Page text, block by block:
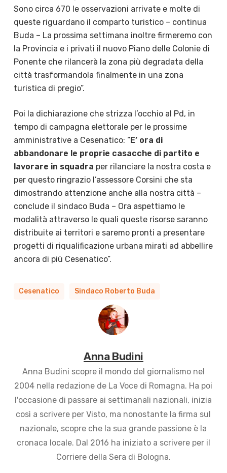
Sono circa 670 le osservazioni arrivate e molte di
queste riguardano il comparto turistico – continua
Buda – La prossima settimana inoltre firmeremo con
la Provincia e i privati il nuovo Piano delle Colonie di
Ponente che rilancerà la zona più degradata della
città trasformandola finalmente in una zona
turistica di pregio”.
Poi la dichiarazione che strizza l’occhio al Pd, in
tempo di campagna elettorale per le prossime
amministrative a Cesenatico: “E’ ora di
abbandonare le proprie casacche di partito e
lavorare in squadra per rilanciare la nostra costa e
per questo ringrazio l’assessore Corsini che sta
dimostrando attenzione anche alla nostra città –
conclude il sindaco Buda – Ora aspettiamo le
modalità attraverso le quali queste risorse saranno
distribuite ai territori e saremo pronti a presentare
progetti di riqualificazione urbana mirati ad abbellire
ancora di più Cesenatico”.
Cesenatico Sindaco Roberto Buda
Anna Budini
Anna Budini scopre il mondo del giornalismo nel
2004 nella redazione de La Voce di Romagna. Ha poi
l'occasione di passare ai settimanali nazionali, inizia
così a scrivere per Visto, ma nonostante la firma sul
nazionale, scopre che la sua grande passione è la
cronaca locale. Dal 2016 ha iniziato a scrivere per il
Corriere della Sera di Bologna.